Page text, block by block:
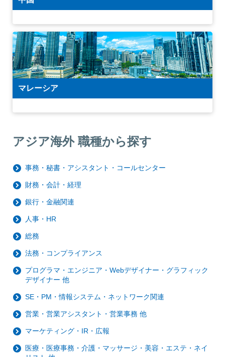
マレーシア
アジア海外 職種から探す
事務・秘書・アシスタント・コールセンター
財務・会計・経理
銀行・金融関連
人事・HR
総務
法務・コンプライアンス
プログラマ・エンジニア・Webデザイナー・グラフィック
デザイナー 他
SE・PM・情報システム・ネットワーク関連
営業・営業アシスタント・営業事務 他
マーケティング・IR・広報
医療・医療事務・介護・マッサージ・美容・エステ・ネイ